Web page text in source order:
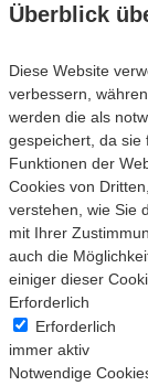
Überblick
Diese Website
verbessern,
werden die als
gespeichert, da sie
Funktionen der
Cookies von
verstehen, wie Sie
mit Ihrer
auch die
einiger dieser
Erforderlich
Erforderlich
immer aktiv
Notwendige